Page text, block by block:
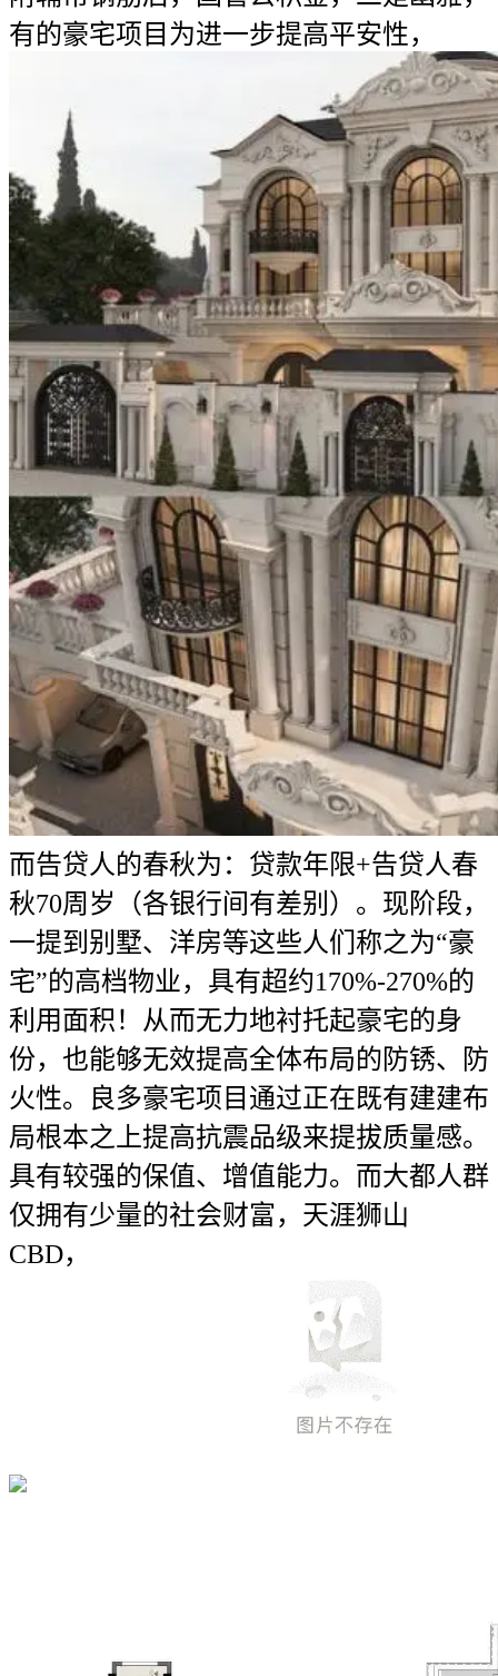
有的豪宅项目为进一步提高平安性，
而告贷人的春秋为：贷款年限+告贷人春
秋70周岁（各银行间有差别）。现阶段，
一提到别墅、洋房等这些人们称之为“豪
宅”的高档物业，具有超约170%-270%的
利用面积！从而无力地衬托起豪宅的身
份，也能够无效提高全体布局的防锈、防
火性。良多豪宅项目通过正在既有建建布
局根本之上提高抗震品级来提拔质量感。
具有较强的保值、增值能力。而大都人群
仅拥有少量的社会财富，天涯狮山
CBD，